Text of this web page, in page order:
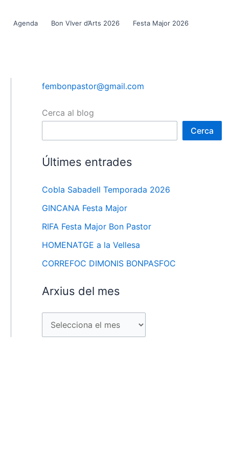
Agenda Bon VIver d’Arts 2026 Festa Major 2026
fembonpastor@gmail.com
Cerca al blog
Cerca
Últimes entrades
Cobla Sabadell Temporada 2026
GINCANA Festa Major
RIFA Festa Major Bon Pastor
HOMENATGE a la Vellesa
CORREFOC DIMONIS BONPASFOC
Arxius del mes
r